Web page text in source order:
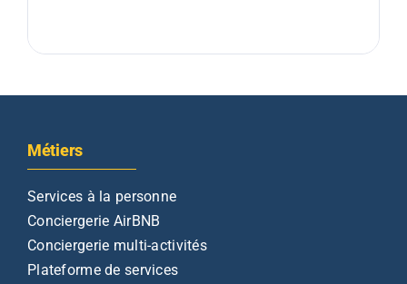
Métiers
Services à la personne
Conciergerie AirBNB
Conciergerie multi-activités
Plateforme de services